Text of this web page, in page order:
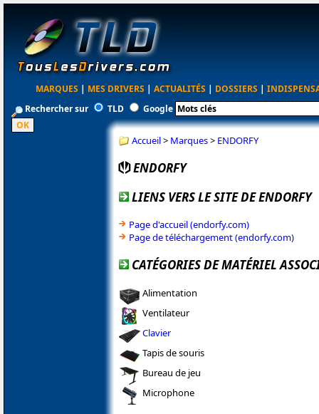
MARQUES | MES DRIVERS | ACTUALITÉS | DOSSIERS |
Rechercher sur
TLD Google
Accueil> Marques> ENDORFY
ENDORFY
LIENS VERS LE SITE DE ENDORFY
Page d'accueil (endorfy.com)
Page de téléchargement (endorfy.com)
CATÉGORIES DE MATÉRIEL
Alimentation
Ventilateur
Clavier
Tapis de souris
Bureau de jeu
Microphone